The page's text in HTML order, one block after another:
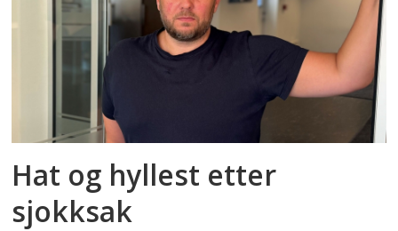
Hat og hyllest etter
sjokksak